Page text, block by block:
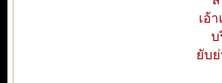
เอ้
บ
ยับ